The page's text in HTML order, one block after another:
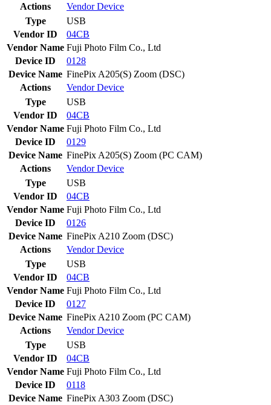
Actions
VendorDevice
Type
USB
Vendor ID
04CB
Vendor Name Fuji Photo Film Co., Ltd
Device ID
0128
Device Name FinePix A205(S) Zoom (DSC)
Actions
VendorDevice
Type
USB
Vendor ID
04CB
Vendor Name Fuji Photo Film Co., Ltd
Device ID
0129
Device Name FinePix A205(S) Zoom (PC CAM)
Actions
VendorDevice
Type
USB
Vendor ID
04CB
Vendor Name Fuji Photo Film Co., Ltd
Device ID
0126
Device Name FinePix A210 Zoom (DSC)
Actions
VendorDevice
Type
USB
Vendor ID
04CB
Vendor Name Fuji Photo Film Co., Ltd
Device ID
0127
Device Name FinePix A210 Zoom (PC CAM)
Actions
VendorDevice
Type
USB
Vendor ID
04CB
Vendor Name Fuji Photo Film Co., Ltd
Device ID
0118
Device Name FinePix A303 Zoom (DSC)